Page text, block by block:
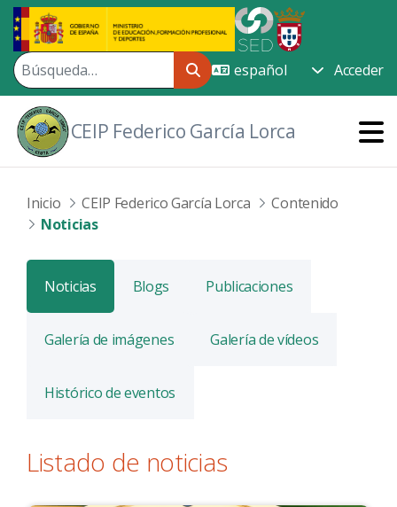
Saltar al contenido principal
Acceder
CEIP Federico García Lorca
Inicio CEIP Federico García Lorca
Contenido
Noticias
Noticias Blogs Publicaciones
Galería de imágenes Galería de vídeos
Histórico de eventos
Listado de noticias